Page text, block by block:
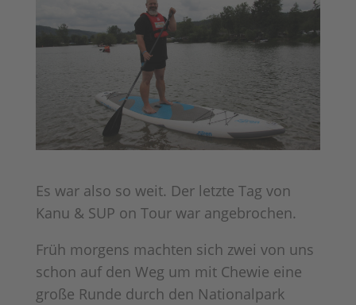
Es war also so weit. Der letzte Tag von
Kanu & SUP on Tour war angebrochen.
Früh morgens machten sich zwei von uns
schon auf den Weg um mit Chewie eine
große Runde durch den Nationalpark